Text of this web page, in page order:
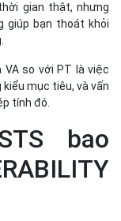
gian thật, nhưng
giúp bạn thoát khỏi
so với PT là việc
mục tiêu, và vấn
tính đó.
bao